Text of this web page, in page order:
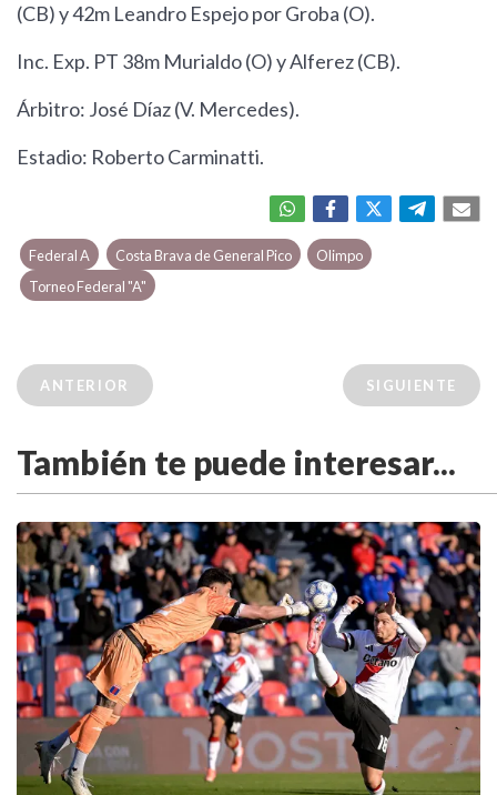
(CB) y 42m Leandro Espejo por Groba (O).
Inc. Exp. PT 38m Murialdo (O) y Alferez (CB).
Árbitro: José Díaz (V. Mercedes).
Estadio: Roberto Carminatti.
Federal A Costa Brava de General Pico
Olimpo
Torneo Federal "A"
ANTERIOR SIGUIENTE
También te puede interesar...